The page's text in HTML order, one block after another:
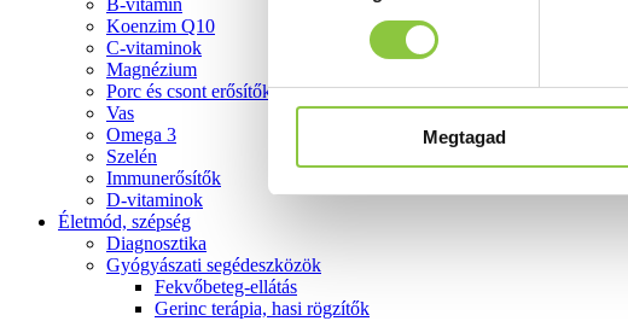
Megtagad
B-vitamin
Koenzim Q10
C-vitaminok
Magnézium
Porc és csont erősítők
Vas
Omega 3
Szelén
Immunerősítők
D-vitaminok
Életmód, szépség
Diagnosztika
Gyógyászati segédeszközök
Fekvőbeteg-ellátás
Gerinc terápia, hasi rögzítők